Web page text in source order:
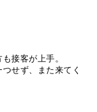
接客が上手。
せず、また来てく